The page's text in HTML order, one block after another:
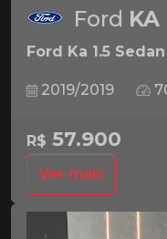
Ford KA
Ford Ka 1.5
2019/2019
R$ 57.900
Ver mais